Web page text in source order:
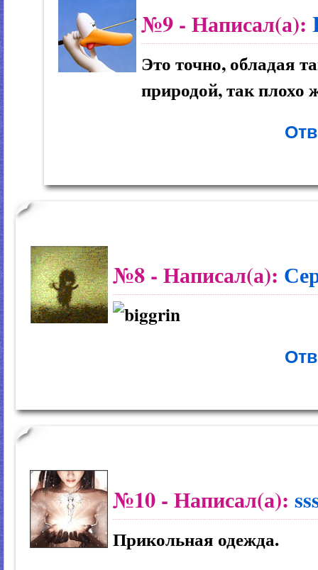
№9 - Написал(а):
Это точно, обладая
природой, так плохо
№8 - Написал(а):
№10 - Написал(а):
Прикольная одежда.